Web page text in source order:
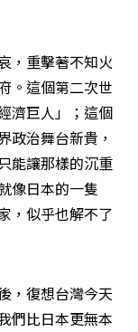
，重擊著不知火
。這個第二次世
濟巨人」；這個
政治舞台新貴，
能讓那樣的沉重
像日本的一隻
，似乎也解不了
，復想台灣今天
們比日本更無本